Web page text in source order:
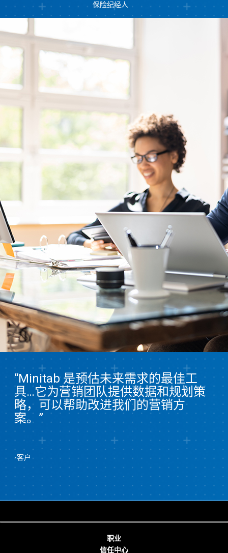
保险纪经人
“Minitab 是预估未来需求的最佳工
具…它为营销团队提供数据和规划策
略，可以帮助改进我们的营销方
案。”
-客户
职业
信任中心